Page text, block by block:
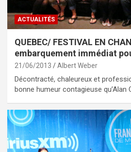
ACTUALITÉS
QUEBEC/ FESTIVAL EN
embarquement immédiat
21/06/2013 Albert Weber
Décontracté, chaleureux et
bonne humeur contagieuse